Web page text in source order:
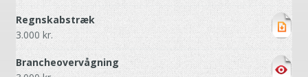
Regnskabstræk
3.000 kr.
Brancheovervågning